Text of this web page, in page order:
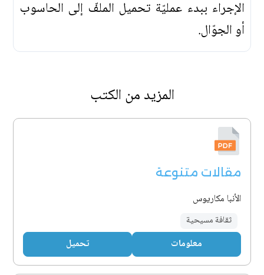
الإجراء ببدء عمليّة تحميل الملفّ إلى الحاسوب
أو الجوّال.
المزيد من الكتب
مقالات متنوعة
الأنبا مكاريوس
ثقافة مسيحية
معلومات تحميل